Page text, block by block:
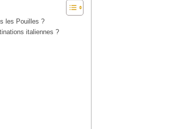
les Pouilles ?
italiennes ?